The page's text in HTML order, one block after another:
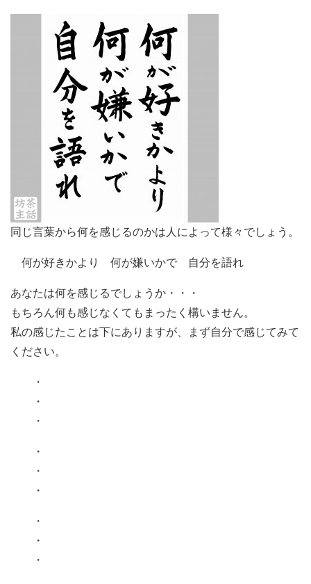
同じ言葉から何を感じるのかは人によって様々でしょう。
何が好きかより 何が嫌いかで 自分を語れ
あなたは何を感じるでしょうか・・・
もちろん何も感じなくてもまったく構いません。
私の感じたことは下にありますが、まず自分で感じてみて
ください。
・
・
・
・
・
・
・
・
・